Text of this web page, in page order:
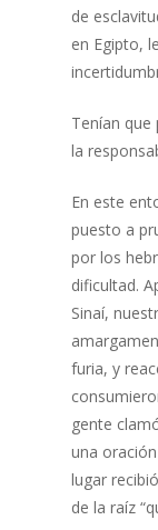
de
en Egipto,
Tenían que
la
En este
puesto a
por los
dificultad.
Sinaí,
furia, y
gente
una
lugar
de la raíz